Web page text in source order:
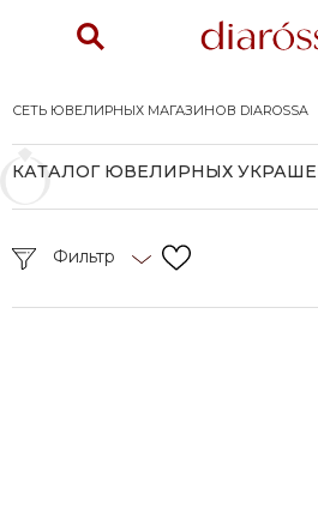
СЕТЬ ЮВЕЛИРНЫХ МАГАЗИНОВ DIAROSSA
КАТАЛОГ ЮВЕЛИРНЫХ
Фильтр